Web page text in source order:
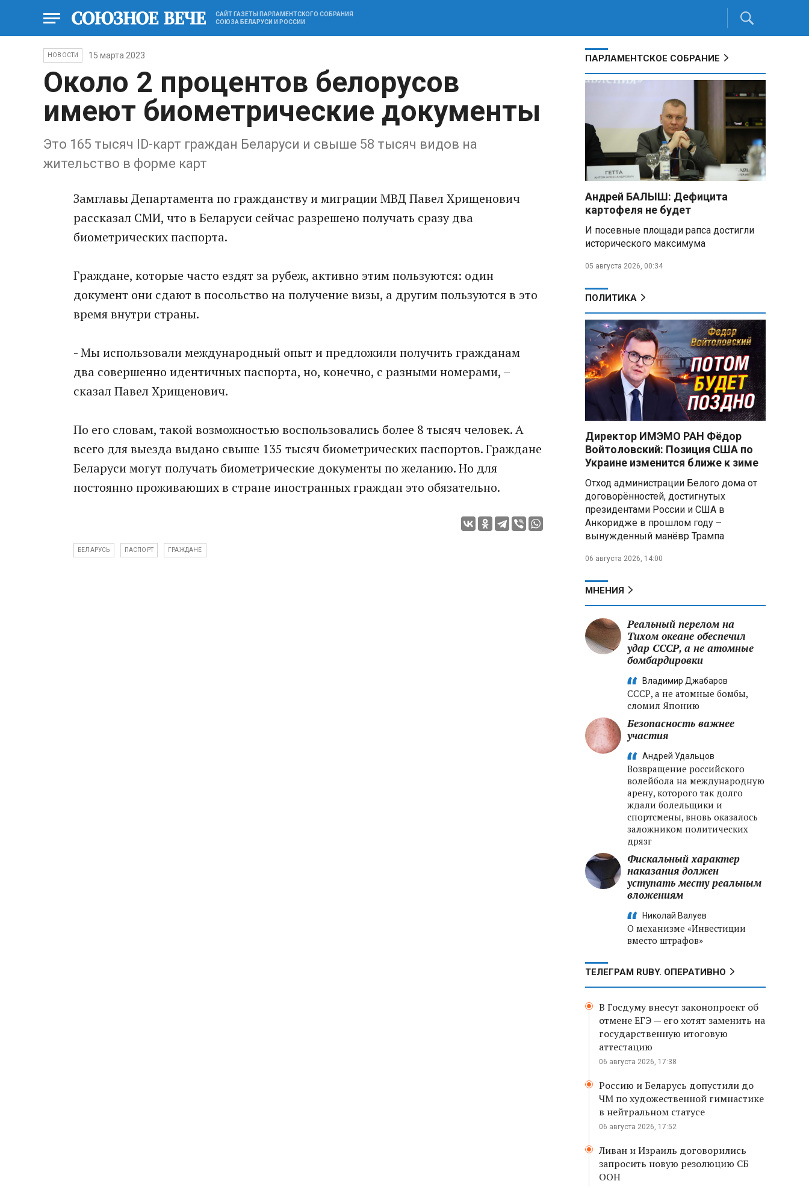
САЙТ ГАЗЕТЫ ПАРЛАМЕНТСКОГО СОБРАНИЯ
СОЮЗА БЕЛАРУСИ И РОССИИ
НОВОСТИ 15 марта 2023
Около 2 процентов белорусов
имеют биометрические документы
Это 165 тысяч ID-карт граждан Беларуси и свыше 58 тысяч видов на
жительство в форме карт
Замглавы Департамента по гражданству и миграции МВД Павел Хрищенович
рассказал СМИ, что в Беларуси сейчас разрешено получать сразу два
биометрических паспорта.
Граждане, которые часто ездят за рубеж, активно этим пользуются: один
документ они сдают в посольство на получение визы, а другим пользуются в это
время внутри страны.
- Мы использовали международный опыт и предложили получить гражданам
два совершенно идентичных паспорта, но, конечно, с разными номерами, –
сказал Павел Хрищенович.
По его словам, такой возможностью воспользовались более 8 тысяч человек. А
всего для выезда выдано свыше 135 тысяч биометрических паспортов. Граждане
Беларуси могут получать биометрические документы по желанию. Но для
постоянно проживающих в стране иностранных граждан это обязательно.
БЕЛАРУСЬ ПАСПОРТ ГРАЖДАНЕ
ПАРЛАМЕНТСКОЕ СОБРАНИЕ
Андрей БАЛЫШ: Дефицита
картофеля не будет
И посевные площади рапса достигли
исторического максимума
05 августа 2026, 00:34
ПОЛИТИКА
Директор ИМЭМО РАН Фёдор
Войтоловский: Позиция США по
Украине изменится ближе к зиме
Отход администрации Белого дома от
договорённостей, достигнутых
президентами России и США в
Анкоридже в прошлом году –
вынужденный манёвр Трампа
06 августа 2026, 14:00
МНЕНИЯ
Реальный перелом на
Тихом океане обеспечил
удар СССР, а не атомные
бомбардировки
Владимир Джабаров
СССР, а не атомные бомбы,
сломил Японию
Безопасность важнее
участия
Андрей Удальцов
Возвращение российского
волейбола на международную
арену, которого так долго
ждали болельщики и
спортсмены, вновь оказалось
заложником политических
дрязг
Фискальный характер
наказания должен
уступать месту реальным
вложениям
Николай Валуев
О механизме «Инвестиции
вместо штрафов»
ТЕЛЕГРАМ RUBY. ОПЕРАТИВНО
В Госдуму внесут законопроект об
отмене ЕГЭ — его хотят заменить на
государственную итоговую
аттестацию
06 августа 2026, 17:38
Россию и Беларусь допустили до
ЧМ по художественной гимнастике
в нейтральном статусе
06 августа 2026, 17:52
Ливан и Израиль договорились
запросить новую резолюцию СБ
ООН